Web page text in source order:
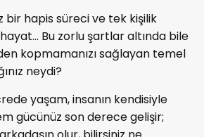
bir hapis süreci ve tek kişilik
Bu zorlu şartlar altında bile
kopmamanızı sağlayan temel
neydi?
yaşam, insanın kendisiyle
gücünüz son derece gelişir;